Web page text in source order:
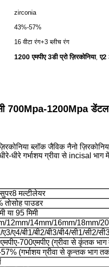
zirconia
43%-57%
16 वीटा रंग+3 ब्लीच रंग
1200 एमपीए 3डी प्रो ज़िरकोनिया,ए2
700Mpa-1200Mpa डेंटल
ब्लॉक जैविक नैनो
धीरे गर्भाशय ग्रीवा से incisal भाग
मल्टीलेयर
तोसोह पाउडर
या 95 मिमी
12mm/14mm/16mm/18mm/
ए3/ए4/बी1/बी2/बी3/बी4/सी1/
700एमपीए (ग्रीवा से कृंतक
(गर्भाशय ग्रीवा से कृन्तक भाग